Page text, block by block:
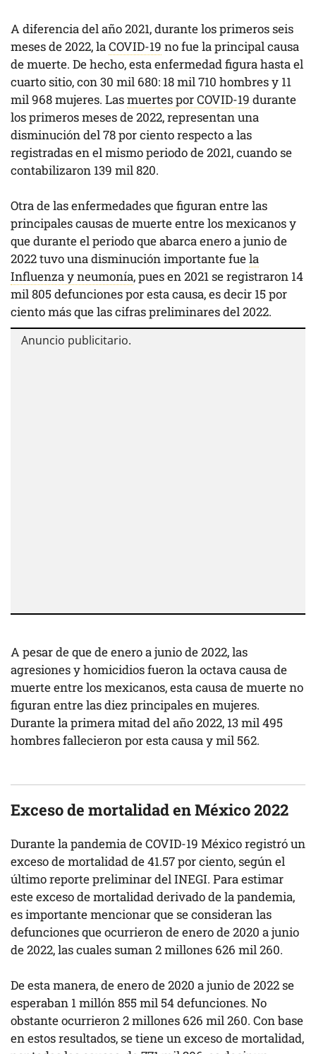
A diferencia del año 2021, durante los primeros seis
meses de 2022, la COVID-19 no fue la principal causa
de muerte. De hecho, esta enfermedad figura hasta el
cuarto sitio, con 30 mil 680: 18 mil 710 hombres y 11
mil 968 mujeres. Lasmuertes por COVID-19 durante
los primeros meses de 2022, representan una
disminución del 78 por ciento respecto a las
registradas en el mismo periodo de 2021, cuando se
contabilizaron 139 mil 820.
Otra de las enfermedades que figuran entre las
principales causas de muerte entre los mexicanos y
que durante el periodo que abarca enero a junio de
2022 tuvo una disminución importante fuela
Influenza y neumonía, pues en 2021 se registraron 14
mil 805 defunciones por esta causa, es decir 15 por
ciento más que las cifras preliminares del 2022.
A pesar de que de enero a junio de 2022, las
agresiones y homicidios fueron la octava causa de
muerte entre los mexicanos, esta causa de muerte no
figuran entre las diez principales en mujeres.
Durante la primera mitad del año 2022, 13 mil 495
hombres fallecieron por esta causa y mil 562.
Exceso de mortalidad en México 2022
Durante la pandemia de COVID-19 México registró un
exceso de mortalidad de 41.57 por ciento, según el
último reporte preliminar del INEGI. Para estimar
este exceso de mortalidad derivado de la pandemia,
es importante mencionar que se consideran las
defunciones que ocurrieron de enero de 2020 a junio
de 2022, las cuales suman 2 millones 626 mil 260.
De esta manera, de enero de 2020 a junio de 2022 se
esperaban 1 millón 855 mil 54 defunciones. No
obstante ocurrieron 2 millones 626 mil 260. Con base
en estos resultados, se tiene un exceso de mortalidad,